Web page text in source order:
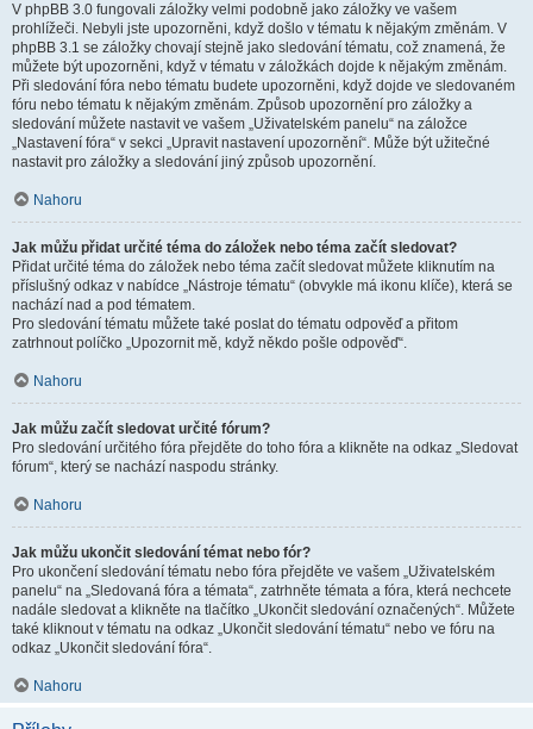
V phpBB 3.0 fungovali záložky velmi podobně jako záložky ve vašem
prohlížeči. Nebyli jste upozorněni, když došlo v tématu k nějakým změnám. V
phpBB 3.1 se záložky chovají stejně jako sledování tématu, což znamená, že
můžete být upozorněni, když v tématu v záložkách dojde k nějakým změnám.
Při sledování fóra nebo tématu budete upozorněni, když dojde ve sledovaném
fóru nebo tématu k nějakým změnám. Způsob upozornění pro záložky a
sledování můžete nastavit ve vašem „Uživatelském panelu“ na záložce
„Nastavení fóra“ v sekci „Upravit nastavení upozornění“. Může být užitečné
nastavit pro záložky a sledování jiný způsob upozornění.
Nahoru
Jak můžu přidat určité téma do záložek nebo téma začít sledovat?
Přidat určité téma do záložek nebo téma začít sledovat můžete kliknutím na
příslušný odkaz v nabídce „Nástroje tématu“ (obvykle má ikonu klíče), která se
nachází nad a pod tématem.
Pro sledování tématu můžete také poslat do tématu odpověď a přitom
zatrhnout políčko „Upozornit mě, když někdo pošle odpověď“.
Nahoru
Jak můžu začít sledovat určité fórum?
Pro sledování určitého fóra přejděte do toho fóra a klikněte na odkaz „Sledovat
fórum“, který se nachází naspodu stránky.
Nahoru
Jak můžu ukončit sledování témat nebo fór?
Pro ukončení sledování tématu nebo fóra přejděte ve vašem „Uživatelském
panelu“ na „Sledovaná fóra a témata“, zatrhněte témata a fóra, která nechcete
nadále sledovat a klikněte na tlačítko „Ukončit sledování označených“. Můžete
také kliknout v tématu na odkaz „Ukončit sledování tématu“ nebo ve fóru na
odkaz „Ukončit sledování fóra“.
Nahoru